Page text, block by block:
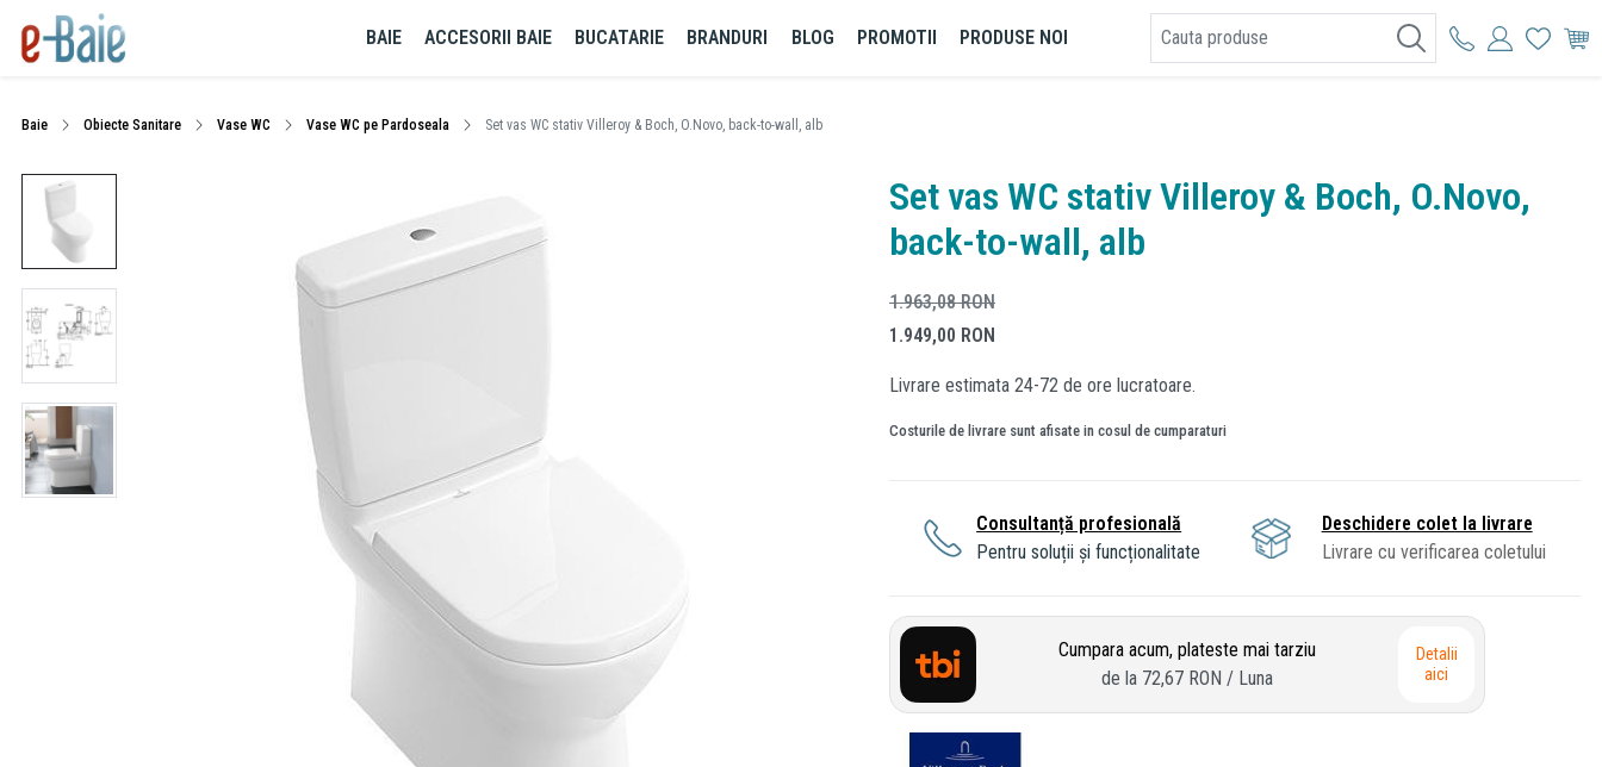
BAIE ACCESORII BAIE BUCATARIE BRANDURI BLOG PROMOTII PRODUSE NOI
Baie Obiecte Sanitare Vase WC Vase WC pe Pardoseala Set vas WC stativ Villeroy & Boch, O.Novo, back-to-wall, alb
Set vas WC stativ Villeroy & Boch, O.Novo,
back-to-wall, alb
1.963,08RON
1.949,00 RON
Livrare estimata 24-72 de ore lucratoare.
Costurile de livrare sunt afisate in cosul de cumparaturi
Consultanță profesională
Pentru soluții și funcționalitate
Deschidere colet la livrare
Livrare cu verificarea coletului
Cumpara acum, plateste mai tarziu
de la 72,67 RON / Luna
Detalii
aici